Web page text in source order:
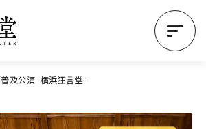
普及公演 -横浜狂言堂-